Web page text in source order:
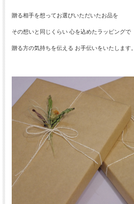
贈る相手を想ってお選びいただいたお品を
その想いと同じくらい 心を込めたラッピングで
贈る方の気持ちを伝える お手伝いをいたします。